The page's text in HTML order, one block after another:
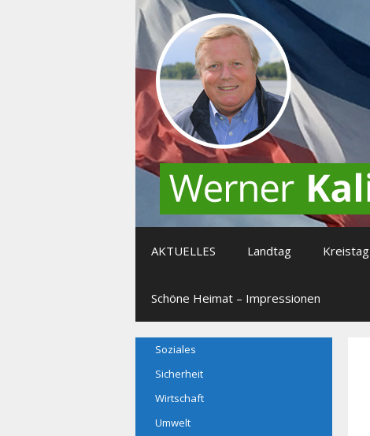
AKTUELLES Landtag Kreistag
Schöne Heimat – Impressionen
Soziales
Sicherheit
Wirtschaft
Umwelt